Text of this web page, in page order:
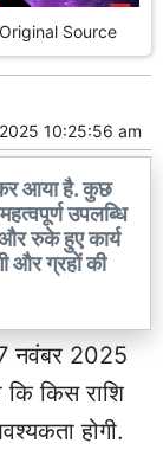
Source
10:25:56 am
आया है. कुछ
उपलब्धि
और रुके हुए कार्य
और ग्रहों की
नवंबर 2025
किस राशि
होगी.